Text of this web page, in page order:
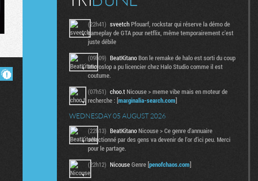
(22h41) sveetch Pfouarf, rockstar qui réserve la démo de
gameplay de GTA pour netflix, même temporairement c'est
juste débile
(09h09) BeatKitano Bon le remake de halo est sorti du coup
Microslop a pu licencier chez Halo Studio comme il est
coutume.
(07h51) choo.t Nicouse > meme vibe mais en moteur de
recherche : [marginalia-search.com]
WEDNESDAY 05 AUGUST 2026
(22h13) BeatKitano Nicouse > Ce genre d'annuaire
sélectionné par des gens va devenir de l'or d'ici peu. Merci
pour le partage.
(22h12) NicouseGenre [penofchaos.com]